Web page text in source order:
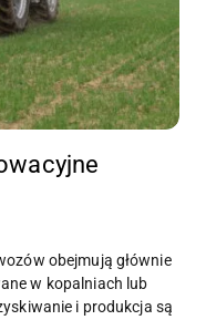
obejmują głównie
w kopalniach lub
i produkcja są